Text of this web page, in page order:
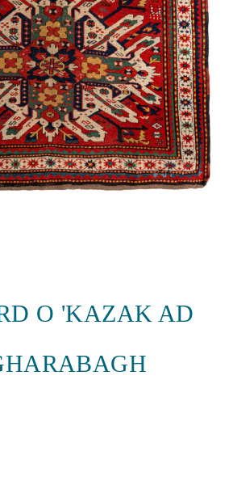
O 'KAZAK AD